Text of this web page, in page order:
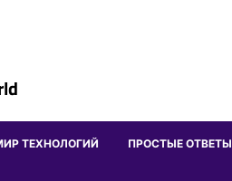
ТЕХНОЛОГИЙ ПРОСТЫЕ ОТВЕТЫ